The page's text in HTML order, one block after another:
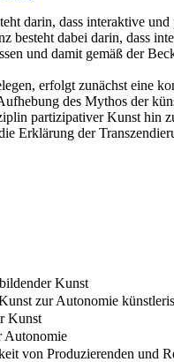
darin, dass interaktive
besteht dabei darin, dass
und damit gemäß der
erfolgt zunächst eine
des Mythos der
partizipativer Kunst hin
Erklärung der
Kunst
zur Autonomie
Kunst
Autonomie
von Produzierenden und